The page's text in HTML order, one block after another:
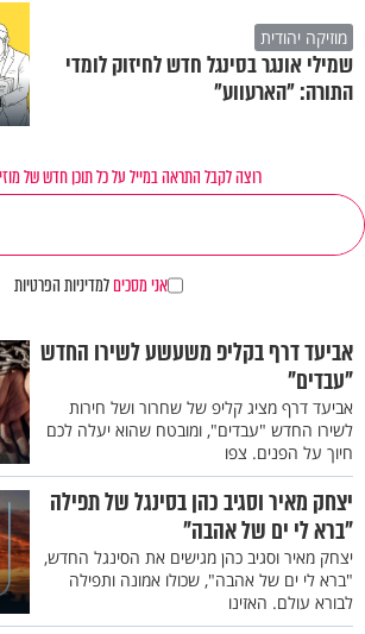
מוזיקה יהודית
שמילי אונגר בסינגל חדש לחיזוק לומדי
התורה: "הארעווע"
רוצה לקבל התראה במייל על כל תוכן חדש של
אני מסכיםלמדיניות הפרטיות
אביעד דרף בקליפ משעשע לשירו החדש
"עבדים"
אביעד דרף מציג קליפ של שחרור ושל חירות
לשירו החדש "עבדים", ומובטח שהוא יעלה לכם
חיוך על הפנים. צפו
יצחק מאיר וסגיב כהן בסינגל של תפילה
"ברא לי ים של אהבה"
יצחק מאיר וסגיב כהן מגישים את הסינגל החדש,
"ברא לי ים של אהבה", שכולו אמונה ותפילה
לבורא עולם. האזינו